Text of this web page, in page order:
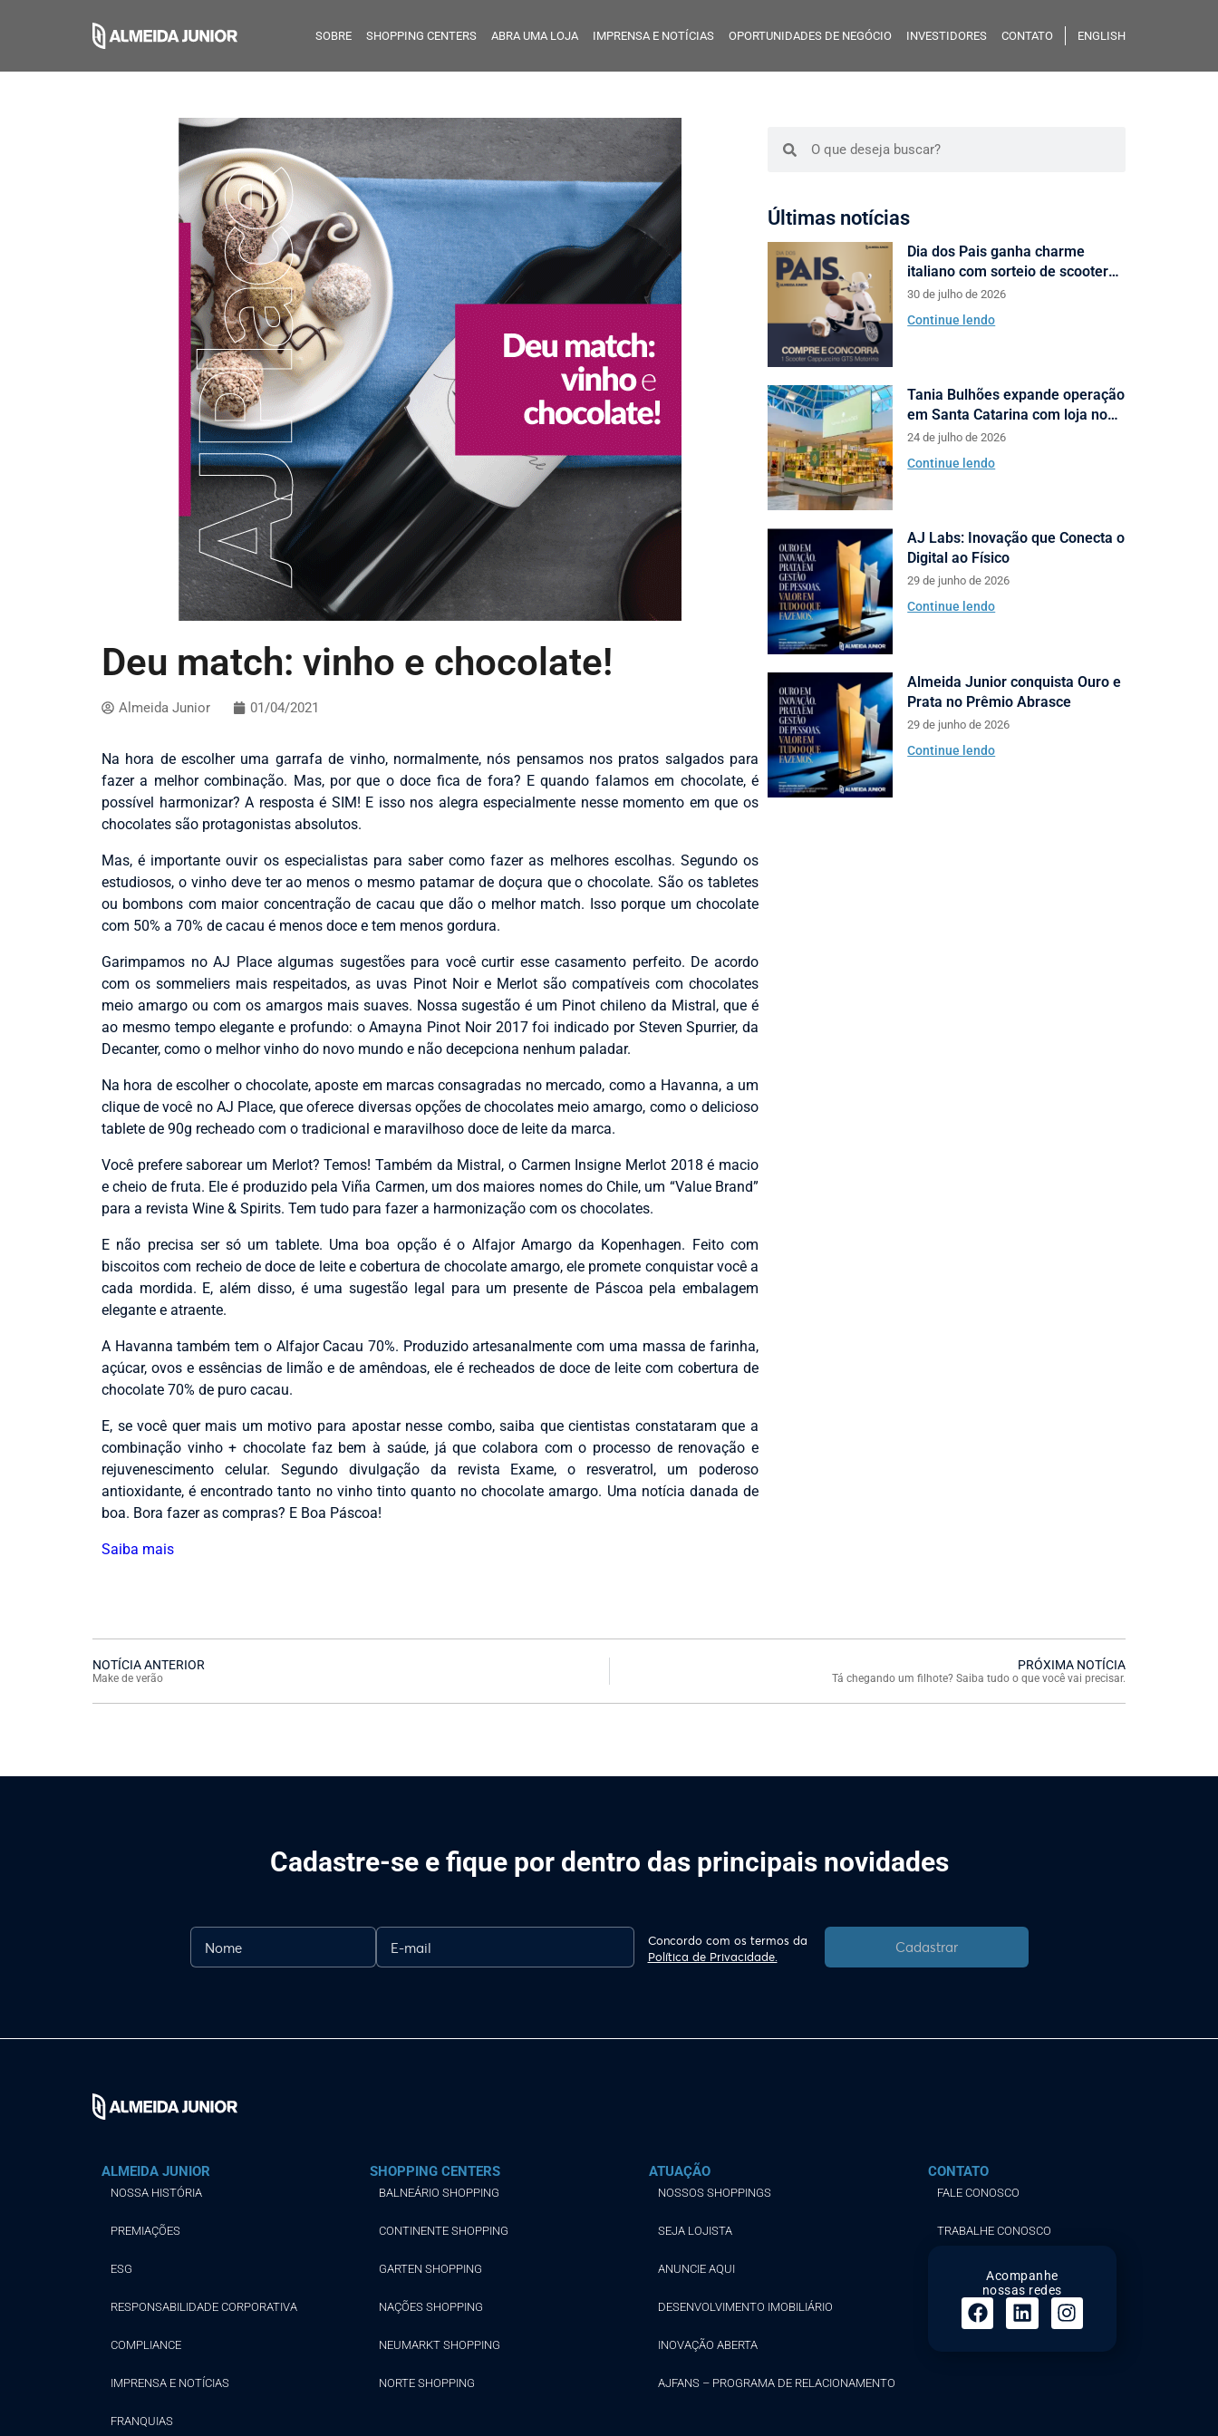
SOBRE SHOPPING CENTERS ABRA UMA LOJA IMPRENSA E NOTÍCIAS OPORTUNIDADES DE NEGÓCIO INVESTIDORES CONTATO ENGLISH
Deu match: vinho e chocolate!
Almeida Junior 01/04/2021
Na hora de escolher uma garrafa de vinho, normalmente, nós pensamos nos pratos salgados para
fazer a melhor combinação. Mas, por que o doce fica de fora? E quando falamos em chocolate, é
possível harmonizar? A resposta é SIM! E isso nos alegra especialmente nesse momento em que os
chocolates são protagonistas absolutos.
Mas, é importante ouvir os especialistas para saber como fazer as melhores escolhas. Segundo os
estudiosos, o vinho deve ter ao menos o mesmo patamar de doçura que o chocolate. São os tabletes
ou bombons com maior concentração de cacau que dão o melhor match. Isso porque um chocolate
com 50% a 70% de cacau é menos doce e tem menos gordura.
Garimpamos no AJ Place algumas sugestões para você curtir esse casamento perfeito. De acordo
com os sommeliers mais respeitados, as uvas Pinot Noir e Merlot são compatíveis com chocolates
meio amargo ou com os amargos mais suaves. Nossa sugestão é um Pinot chileno da Mistral, que é
ao mesmo tempo elegante e profundo: o Amayna Pinot Noir 2017 foi indicado por Steven Spurrier, da
Decanter, como o melhor vinho do novo mundo e não decepciona nenhum paladar.
Na hora de escolher o chocolate, aposte em marcas consagradas no mercado, como a Havanna, a um
clique de você no AJ Place, que oferece diversas opções de chocolates meio amargo, como o delicioso
tablete de 90g recheado com o tradicional e maravilhoso doce de leite da marca.
Você prefere saborear um Merlot? Temos! Também da Mistral, o Carmen Insigne Merlot 2018 é macio
e cheio de fruta. Ele é produzido pela Viña Carmen, um dos maiores nomes do Chile, um “Value Brand”
para a revista Wine & Spirits. Tem tudo para fazer a harmonização com os chocolates.
E não precisa ser só um tablete. Uma boa opção é o Alfajor Amargo da Kopenhagen. Feito com
biscoitos com recheio de doce de leite e cobertura de chocolate amargo, ele promete conquistar você a
cada mordida. E, além disso, é uma sugestão legal para um presente de Páscoa pela embalagem
elegante e atraente.
A Havanna também tem o Alfajor Cacau 70%. Produzido artesanalmente com uma massa de farinha,
açúcar, ovos e essências de limão e de amêndoas, ele é recheados de doce de leite com cobertura de
chocolate 70% de puro cacau.
E, se você quer mais um motivo para apostar nesse combo, saiba que cientistas constataram que a
combinação vinho + chocolate faz bem à saúde, já que colabora com o processo de renovação e
rejuvenescimento celular. Segundo divulgação da revista Exame, o resveratrol, um poderoso
antioxidante, é encontrado tanto no vinho tinto quanto no chocolate amargo. Uma notícia danada de
boa. Bora fazer as compras? E Boa Páscoa!
Saiba mais
Últimas notícias
Dia dos Pais ganha charme
italiano com sorteio de scooters
Motorino pela Almeida Junior
30 de julho de 2026
Continue lendo
Tania Bulhões expande operação
em Santa Catarina com loja no
Neumarkt Shopping
24 de julho de 2026
Continue lendo
AJ Labs: Inovação que Conecta o
Digital ao Físico
29 de junho de 2026
Continue lendo
Almeida Junior conquista Ouro e
Prata no Prêmio Abrasce
29 de junho de 2026
Continue lendo
NOTÍCIA ANTERIOR
Make de verão
PRÓXIMA NOTÍCIA
Tá chegando um filhote? Saiba tudo o que você vai precisar.
Cadastre-se e fique por dentro das principais novidades
Concordo com os termos da
Política de Privacidade.
Cadastrar
ALMEIDA JUNIOR
NOSSA HISTÓRIA
PREMIAÇÕES
ESG
RESPONSABILIDADE CORPORATIVA
COMPLIANCE
IMPRENSA E NOTÍCIAS
FRANQUIAS
SHOPPING CENTERS
BALNEÁRIO SHOPPING
CONTINENTE SHOPPING
GARTEN SHOPPING
NAÇÕES SHOPPING
NEUMARKT SHOPPING
NORTE SHOPPING
ATUAÇÃO
NOSSOS SHOPPINGS
SEJA LOJISTA
ANUNCIE AQUI
DESENVOLVIMENTO IMOBILIÁRIO
INOVAÇÃO ABERTA
AJFANS – PROGRAMA DE RELACIONAMENTO
CONTATO
FALE CONOSCO
TRABALHE CONOSCO
Acompanhe
nossas redes